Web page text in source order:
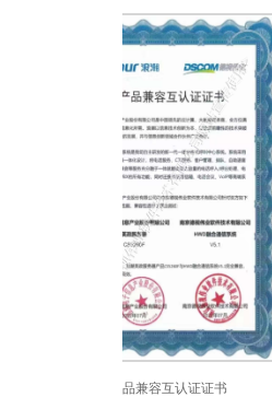
产品兼容互认证证书